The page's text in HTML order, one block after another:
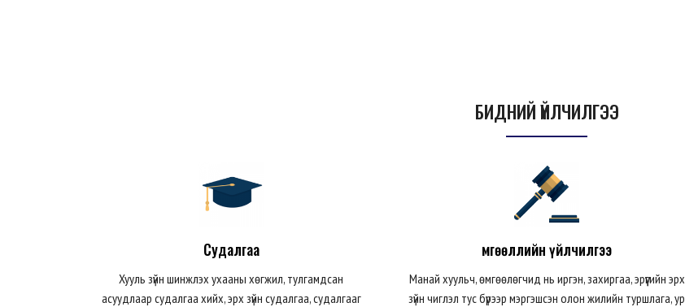
БИДНИЙ ҮЙЛЧИЛГЭЭ
Судалгаа
Хууль зүйн шинжлэх ухааны хөгжил, тулгамдсан
асуудлаар судалгаа хийх, эрх зүйн судалгаа, судалгааг
Өмгөөллийн үйлчилгээ
Манай хуульч, өмгөөлөгчид нь иргэн, захиргаа, эрүүгийн эрх
зүйн чиглэл тус бүрээр мэргэшсэн олон жилийн туршлага, ур